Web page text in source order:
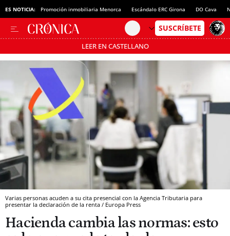
ES NOTICIA: Promoción inmobiliaria Menorca Escándalo ERC Girona DO Cava
LEER EN CASTELLANO
Pásate al MODO AHORRO
Varias personas acuden a su cita presencial con la Agencia Tributaria para
presentar la declaración de la renta / Europa Press
Hacienda cambia las normas: esto